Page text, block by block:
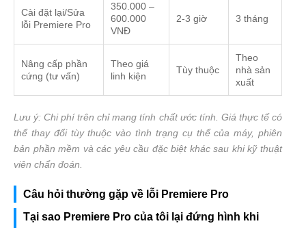
Cài đặt lại/Sửa
lỗi Premiere Pro
350.000 –
600.000
VNĐ
2-3 giờ 3 tháng
Nâng cấp phần
cứng (tư vấn)
Theo giá
linh kiện
Tùy thuộc
Theo
nhà sản
xuất
Lưu ý: Chi phí trên chỉ mang tính chất ước tính. Giá thực tế có
thể thay đổi tùy thuộc vào tình trạng cụ thể của máy, phiên
bản phần mềm và các yêu cầu đặc biệt khác sau khi kỹ thuật
viên chẩn đoán.
Câu hỏi thường gặp về lỗi Premiere Pro
Tại sao Premiere Pro của tôi lại đứng hình khi